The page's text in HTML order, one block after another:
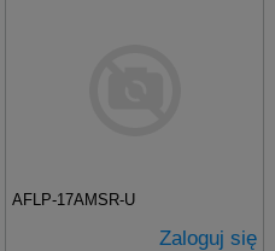
AFLP-17AMSR-U
Zaloguj się